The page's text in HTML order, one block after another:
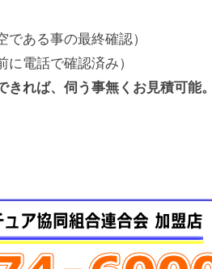
ある事の最終確認）
電話で確認済み）
れば、伺う事無くお見積可能。